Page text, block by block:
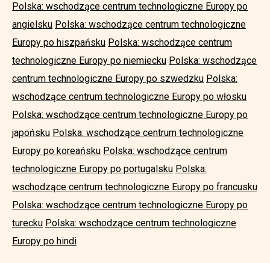
Polska: wschodzące centrum technologiczne Europy po
angielsku Polska: wschodzące centrum technologiczne
Europy po hiszpańsku Polska: wschodzące centrum
technologiczne Europy po niemiecku Polska: wschodzące
centrum technologiczne Europy po szwedzku Polska:
wschodzące centrum technologiczne Europy po włosku
Polska: wschodzące centrum technologiczne Europy po
japońsku Polska: wschodzące centrum technologiczne
Europy po koreańsku Polska: wschodzące centrum
technologiczne Europy po portugalsku Polska:
wschodzące centrum technologiczne Europy po francusku
Polska: wschodzące centrum technologiczne Europy po
turecku Polska: wschodzące centrum technologiczne
Europy po hindi